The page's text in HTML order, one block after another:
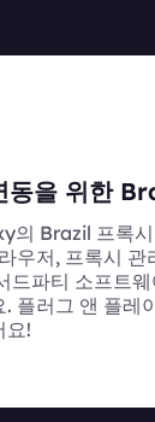
동을 위한
의 Brazil 프록
우저, 프록시 관
드파티 소프트
. 플러그 앤 플레
요!